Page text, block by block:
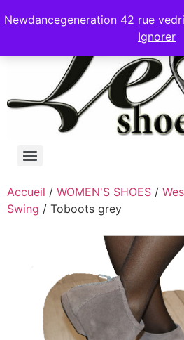
Newdancegeneration 42 rue
Ignorer
Accueil / WOMEN'S SHOES /
Swing / Toboots grey